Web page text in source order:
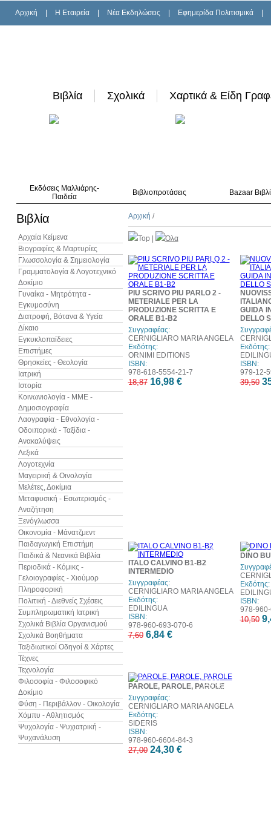
Αρχική H Εταιρεία Νέα Εκδηλώσεις Εφημερίδα Πολιτισμικά
Βιβλία Σχολικά Χαρτικά & Είδη
Εκδόσεις Μαλλιάρης-
Παιδεία
Βιβλιοπροτάσεις Bazaar
Βιβλία
Αρχαία Κείμενα
Βιογραφίες & Μαρτυρίες
Γλωσσολογία & Σημειολογία
Γραμματολογία & Λογοτεχνικό
Δοκίμιο
Γυναίκα - Μητρότητα -
Εγκυμοσύνη
Διατροφή, Βότανα & Υγεία
Δίκαιο
Εγκυκλοπαίδειες
Επιστήμες
Θρησκείες - Θεολογία
Ιατρική
Ιστορία
Κοινωνιολογία - ΜΜΕ -
Δημοσιογραφία
Λαογραφία - Εθνολογία -
Οδοιπορικά - Ταξίδια -
Ανακαλύψεις
Λεξικά
Λογοτεχνία
Μαγειρική & Οινολογία
Μελέτες, Δοκίμια
Μεταφυσική - Εσωτερισμός -
Αναζήτηση
Ξενόγλωσσα
Οικονομία - Μάνατζμεντ
Παιδαγωγική Επιστήμη
Παιδικά & Νεανικά Βιβλία
Περιοδικά - Κόμικς -
Γελοιογραφίες - Χιούμορ
Πληροφορική
Πολιτική - Διεθνείς Σχέσεις
Συμπληρωματική Ιατρική
Σχολικά Βιβλία Οργανισμού
Σχολικά Βοηθήματα
Ταξιδιωτικοί Οδηγοί & Χάρτες
Τέχνες
Τεχνολογία
Φιλοσοφία - Φιλοσοφικό
Δοκίμιο
Φύση - Περιβάλλον - Οικολογία
Χόμπυ - Αθλητισμός
Ψυχολογία - Ψυχιατρική -
Ψυχανάλυση
Αρχική /
Top Όλα
10%
έκπτωση
PIU SCRIVO PIU PARLO 2 -
METERIALE PER LA
PRODUZIONE SCRITTA E
ORALE B1-B2
Συγγραφέας:
CERNIGLIARO MARIA ANGELA
Εκδότης:
ORNIMI EDITIONS
ISBN:
978-618-5554-21-7
18,87 16,98 €
GUIDA
DELLO
Εκδότης:
ISBN:
979-12-
39,50
10%
ITALO CALVINO B1-B2
INTERMEDIO
Συγγραφέας:
CERNIGLIARO MARIA ANGELA
Εκδότης:
EDILINGUA
ISBN:
978-960-693-070-6
7,60 6,84 €
DINO
Εκδότης:
ISBN:
978-
10,50
10%
έκπτωση
PAROLE, PAROLE, PAROLE
Συγγραφέας:
CERNIGLIARO MARIA ANGELA
Εκδότης:
SIDERIS
ISBN:
978-960-6604-84-3
27,00 24,30 €